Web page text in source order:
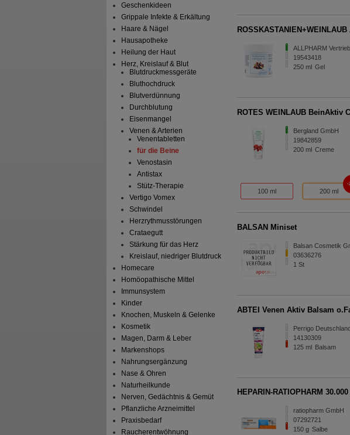
Geschenkideen
Grippale Infekte & Erkältung
Haare & Nägel
Hausapotheke
Heilung der Haut
Herz, Kreislauf & Blut
Blutdruckmessgeräte
Bluthochdruck
Blutverdünnung
Durchblutung
Eisenmangel
Venen & Arterien
Venentabletten
für die Beine
Venostasin
Antistax
Stütz-Therapie
Vertigo Vomex
Schwindel
Herzrythmusstörungen
Crataegutt
Stärkung für das Herz
Kreislauf, niedriger Blutdruck
Homecare
Homöopathische Mittel
Immunsystem
Kinder
Knochen, Muskeln & Gelenke
Kosmetik
Magen, Darm & Leber
Markenshops
Nahrungsergänzung
Nase & Ohren
Naturheilkunde
Nerven, Gedächtnis & Gemüt
Pflanzliche Arzneimittel
Praxisbedarf
Raucherentwöhnung
ALLPHARM
19543418
250 ml Gel
ROTES WEINLAUB BeinAktiv
Bergland GmbH
19842859
200 ml Creme
100 ml 200 ml
BALSAN Miniset
Balsan Cosmetik
03636276
1St
ABTEI Venen Aktiv Balsam
Perrigo
14130309
125 ml Balsam
HEPARIN-RATIOPHARM
ratiopharm GmbH
07292721
150g Salbe